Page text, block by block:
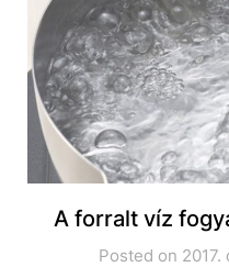
A forralt víz
Posted on